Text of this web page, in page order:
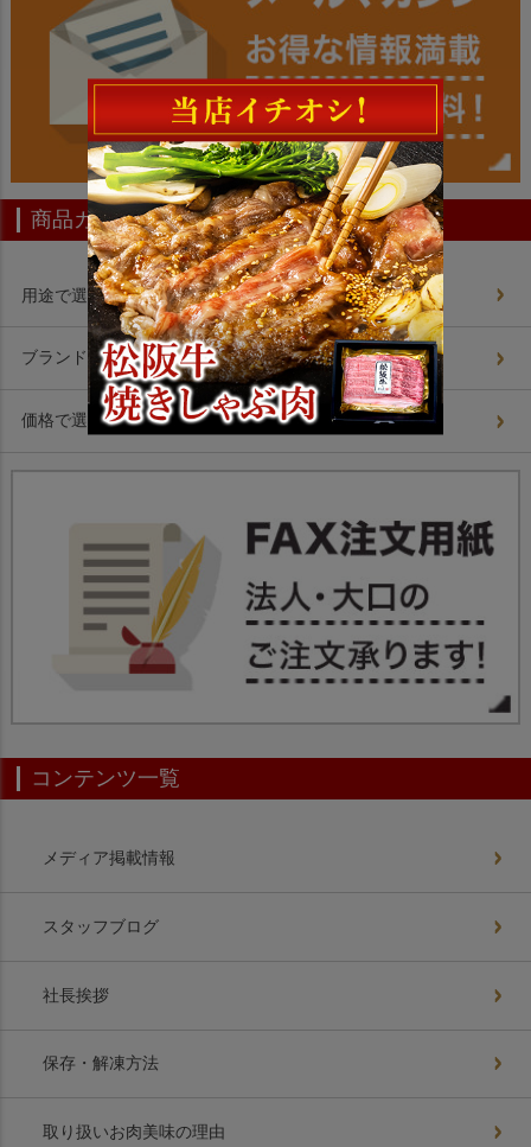
商品カテゴリー
用途で選ぶ
ブランドで選ぶ
価格で選ぶ
コンテンツ一覧
メディア掲載情報
スタッフブログ
社長挨拶
保存・解凍方法
取り扱いお肉美味の理由